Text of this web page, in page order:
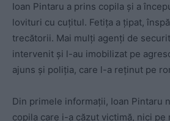
Ioan Pintaru a prins copila și a
lovituri cu cuțitul. Fetița a țipat,
trecătorii. Mai mulți agenți de
intervenit și l-au imobilizat pe
ajuns și poliția, care l-a reținut pe
Din primele informații, Ioan Pintaru
copila care i-a căzut victimă, nici pe